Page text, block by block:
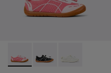
Peu Path - K800691-003 -
Peu Path - K800691-
Peu Path -